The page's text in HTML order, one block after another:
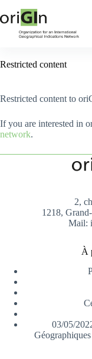
Restricted content
Restricted content to
If you are interested in
network.
2,
1218,
Mail:
À
03/05/